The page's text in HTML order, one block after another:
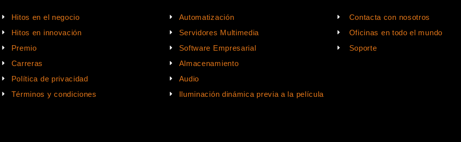
Hitos en el negocio
Hitos en innovación
Premio
Carreras
Política de privacidad
Términos y condiciones
Automatización
Servidores Multimedia
Software Empresarial
Almacenamiento
Audio
Iluminación dinámica previa a la película
Contacta con nosotros
Oficinas en todo el mundo
Soporte